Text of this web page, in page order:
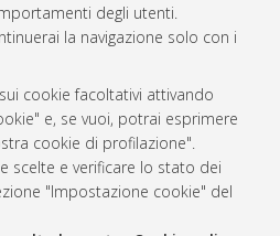
degli utenti.
la navigazione solo con i
cookie facoltativi attivando
e, se vuoi, potrai esprimere
cookie di profilazione".
scelte e verificare lo stato dei
"Impostazione cookie" del
documento:
R3P19R
e